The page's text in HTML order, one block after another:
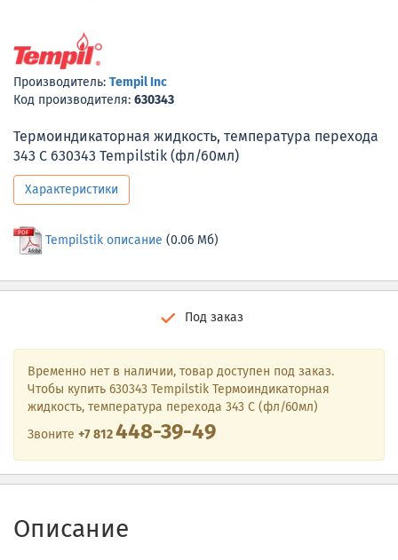
Производитель: Tempil Inc
Код производителя: 630343
Термоиндикаторная жидкость, температура перехода
343 С 630343 Tempilstik (фл/60мл)
Характеристики
Tempilstik описание (0.06 Мб)
Под заказ
Временно нет в наличии, товар доступен под заказ.
Чтобы купить 630343 Tempilstik Термоиндикаторная
жидкость, температура перехода 343 С (фл/60мл)
Звоните +7 812448-39-49
Описание